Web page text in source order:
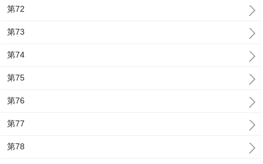
第72
第73
第74
第75
第76
第77
第78